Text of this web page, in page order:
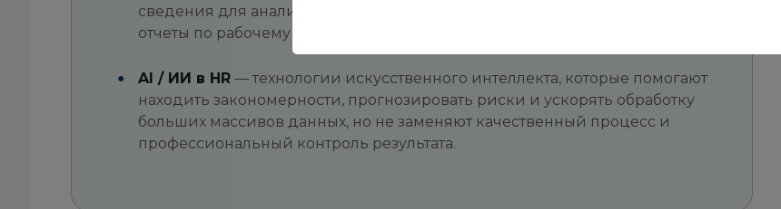
сведения для анализа: HRM, ATS, опросы, табели, результаты оценки,
отчеты по рабочему времени, данные руководителей и другие.
AI / ИИ в HR— технологии искусственного интеллекта, которые помогают
находить закономерности, прогнозировать риски и ускорять обработку
больших массивов данных, но не заменяют качественный процесс и
профессиональный контроль результата.